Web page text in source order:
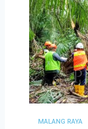
MALANG RAYA